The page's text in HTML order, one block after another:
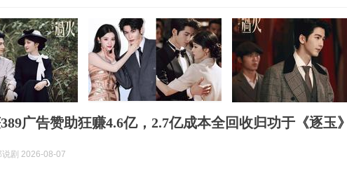
广告赞助狂赚4.6亿，2.7亿成本全回收归功于《逐玉》
说剧 2026-08-07